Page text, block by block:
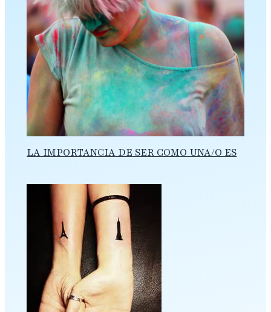
LA IMPORTANCIA DE SER COMO UNA/O ES